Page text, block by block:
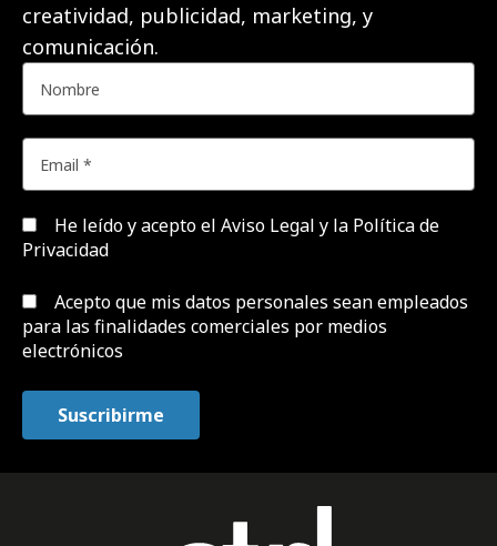
creatividad, publicidad, marketing, y
comunicación.
He leído y acepto el Aviso Legal y la Política de
Privacidad
Acepto que mis datos personales sean empleados
para las finalidades comerciales por medios
electrónicos